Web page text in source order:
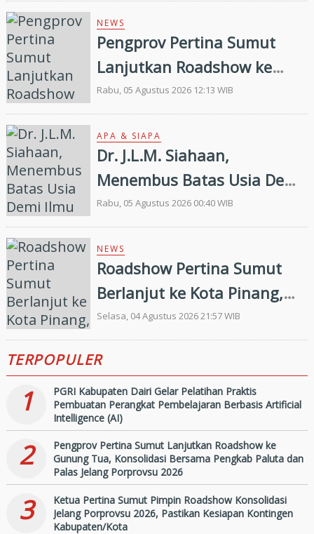
Pelayanan Publik Oleh
Ombudsman RI tahun 2026
NEWS
Pengprov Pertina Sumut
Lanjutkan Roadshow ke
Gunung Tua, Konsolidasi
Bersama Pengkab Paluta
dan Palas Jelang Porprovsu
2026
Rabu, 05 Agustus 2026 12:13 WIB
APA & SIAPA
Dr. J.L.M. Siahaan,
Menembus Batas Usia Demi
Ilmu Pengetahuan
Rabu, 05 Agustus 2026 00:40 WIB
NEWS
Roadshow Pertina Sumut
Berlanjut ke Kota Pinang,
Konsolidasi Pengkab
Labuhanbatu dan
Labuhanbatu Selatan Jelang
Porprovsu 2026
Selasa, 04 Agustus 2026 21:57 WIB
TERPOPULER
1
PGRI Kabupaten Dairi Gelar Pelatihan Praktis
Pembuatan Perangkat Pembelajaran Berbasis Artificial
Intelligence (AI)
2
Pengprov Pertina Sumut Lanjutkan Roadshow ke
Gunung Tua, Konsolidasi Bersama Pengkab Paluta dan
Palas Jelang Porprovsu 2026
3
Ketua Pertina Sumut Pimpin Roadshow Konsolidasi
Jelang Porprovsu 2026, Pastikan Kesiapan Kontingen
Kabupaten/Kota